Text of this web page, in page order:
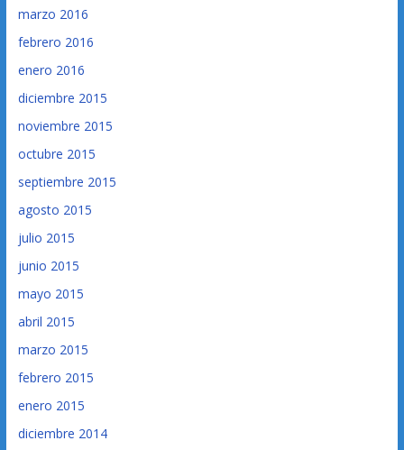
marzo 2016
febrero 2016
enero 2016
diciembre 2015
noviembre 2015
octubre 2015
septiembre 2015
agosto 2015
julio 2015
junio 2015
mayo 2015
abril 2015
marzo 2015
febrero 2015
enero 2015
diciembre 2014